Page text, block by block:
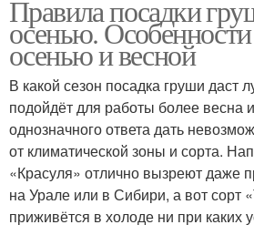
Правила посадки
осенью.
осенью и весной
В какой сезон посадка груши даст
подойдёт для работы более весна
однозначного ответа дать
от климатической зоны и сорта.
«Красуля» отлично вызреют даже
на Урале или в Сибири, а вот сорт
приживётся в холоде ни при каких